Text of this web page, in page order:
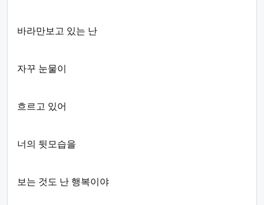
바라만보고 있는 난
자꾸 눈물이
흐르고 있어
너의 뒷모습을
보는 것도 난 행복이야